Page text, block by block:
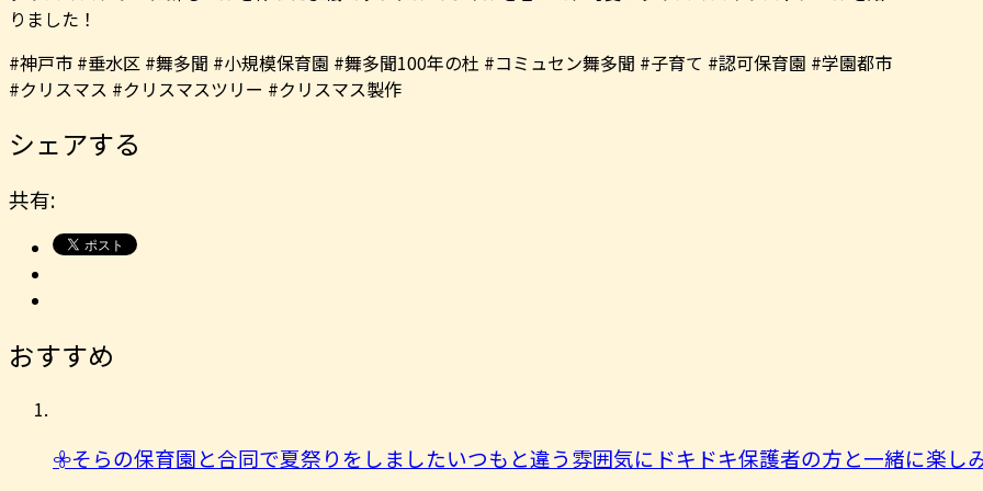
りました！
#神戸市 #垂水区 #舞多聞 #小規模保育園 #舞多聞100年の杜 #コミュセン舞多聞 #子育て #認可保育園 #学園都市
#クリスマス #クリスマスツリー #クリスマス製作
シェアする
共有:
おすすめ
𖧷そらの保育園と合同で夏祭りをしましたいつもと違う雰囲気にドキドキ保護者の方と一緒に楽し